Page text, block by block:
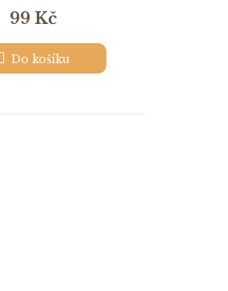
99 Kč
Do košíku